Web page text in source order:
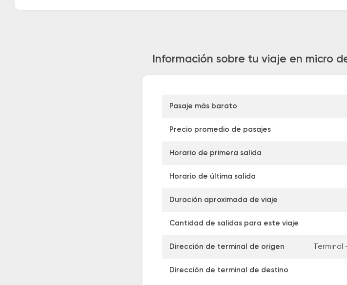
Información sobre tu viaje en micro
Pasaje más barato
Precio promedio de pasajes
Horario de primera salida
Horario de última salida
Duración aproximada de viaje
Cantidad de salidas para este viaje
Dirección de terminal de origen
Dirección de terminal de destino